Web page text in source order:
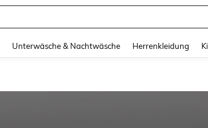
Unterwäsche & Nachtwäsche Herrenkleidung